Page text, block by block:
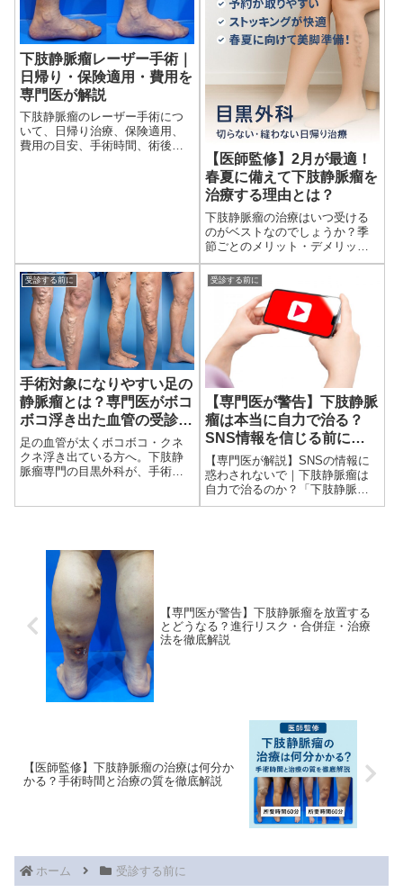
下肢静脈瘤レーザー手術｜
日帰り・保険適用・費用を
専門医が解説
下肢静脈瘤のレーザー手術につ
いて、日帰り治療、保険適用、
費用の目安、手術時間、術後の
【医師監修】2月が最適！
春夏に備えて下肢静脈瘤を
治療する理由とは？
下肢静脈瘤の治療はいつ受ける
のがベストなのでしょうか？季
節ごとのメリット・デメリット
や、術後の過ごしやすさ、通院
のしやすさなどを踏まえて、治
療に最適な時期を医師の視点で
わかりやすく解説します。
受診する前に
手術対象になりやすい足の
静脈瘤とは？専門医がボコ
ボコ浮き出た血管の受診目
安を解説
足の血管が太くボコボコ・クネ
クネ浮き出ている方へ。下肢静
脈瘤専門の目黒外科が、手術対
受診する前に
【専門医が警告】下肢静脈
瘤は本当に自力で治る？
SNS情報を信じる前に知
るべき真実
【専門医が解説】SNSの情報に
惑わされないで｜下肢静脈瘤は
自力で治るのか？「下肢静脈瘤
を自分で治す方法」や「静脈瘤
【専門医が警告】下肢静脈瘤を放置する
とどうなる？進行リスク・合併症・治療
法を徹底解説
【医師監修】下肢静脈瘤の治療は何分か
かる？手術時間と治療の質を徹底解説
ホーム 受診する前に